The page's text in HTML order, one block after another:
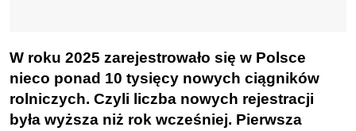
W roku 2025 zarejestrowało się w Polsce
nieco ponad 10 tysięcy nowych ciągników
rolniczych. Czyli liczba nowych rejestracji
była wyższa niż rok wcześniej. Pierwsza